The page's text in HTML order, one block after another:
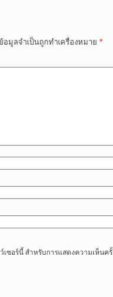
อมูลจำเป็นถูกทำเครื่องหมาย *
ซอร์นี้ สำหรับการแสดงความเห็นค